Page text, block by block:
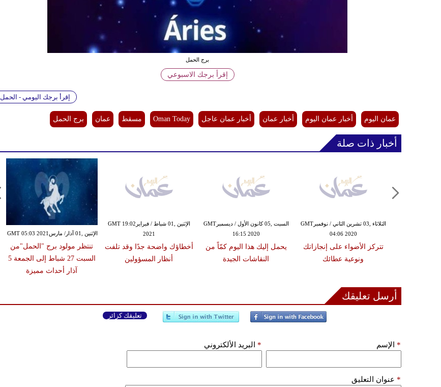
برج الحمل
إقرأ برجك الاسبوعي
إقرأ برجك اليومي - الحمل
عمان اليوم أخبار عمان اليوم أخبار عمان أخبار عمان عاجل Oman Today مسقط عمان برج الحمل
أخبار ذات صلة
الإثنين ,01 آذار/ مارسGMT 05:03 2021
تنتظر مولود برج "الحمل"من
السبت 27 شباط إلى الجمعة 5
آذار أحداث مميزة
الإثنين ,01 شباط / فبرايرGMT 19:02
2021
أخطاؤك واضحة جدًا وقد تلفت
أنظار المسؤولين
السبت ,05 كانون الأول / ديسمبرGMT
16:15 2020
يحمل إليك هذا اليوم كمّاً من
النقاشات الجيدة
الثلاثاء ,03 تشرين الثاني / نوفمبرGMT
04:06 2020
تتركز الأضواء على إنجازاتك
ونوعية عطائك
أرسل تعليقك
تعليقك كزائر
الإسم * البريد الألكتروني *
عنوان التعليق *